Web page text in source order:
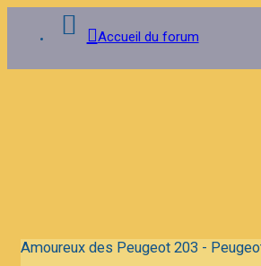
Accueil du forum
Amoureux des Peugeot 203 -